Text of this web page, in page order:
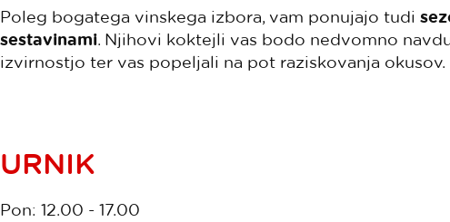
Poleg bogatega vinskega izbora, vam ponujajo tudi
sestavinami. Njihovi koktejli vas bodo nedvomno
izvirnostjo ter vas popeljali na pot raziskovanja okusov.
URNIK
Pon: 12.00 - 17.00